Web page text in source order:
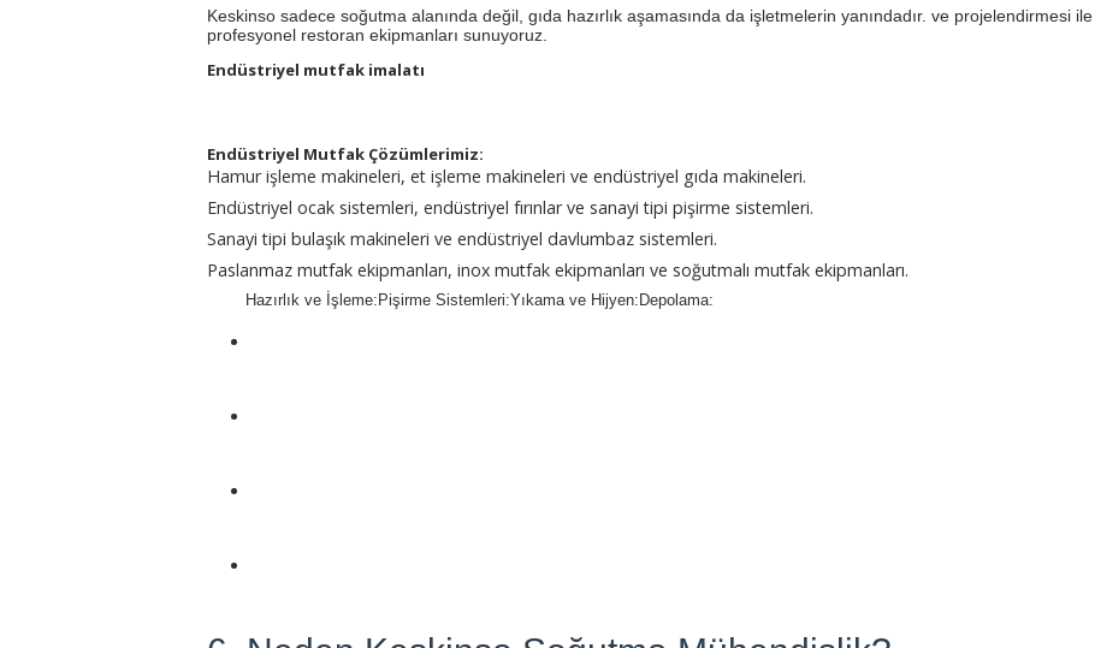
Keskinso sadece soğutma alanında değil, gıda hazırlık aşamasında da işletmelerin yanındadır. ve projelendirmesi ile
profesyonel restoran ekipmanları sunuyoruz.
Endüstriyel mutfak imalatı
Endüstriyel Mutfak Çözümlerimiz:
Hamur işleme makineleri, et işleme makineleri ve endüstriyel gıda makineleri.
Endüstriyel ocak sistemleri, endüstriyel fırınlar ve sanayi tipi pişirme sistemleri.
Sanayi tipi bulaşık makineleri ve endüstriyel davlumbaz sistemleri.
Paslanmaz mutfak ekipmanları, inox mutfak ekipmanları ve soğutmalı mutfak ekipmanları.
Hazırlık ve İşleme:Pişirme Sistemleri:Yıkama ve Hijyen:Depolama: